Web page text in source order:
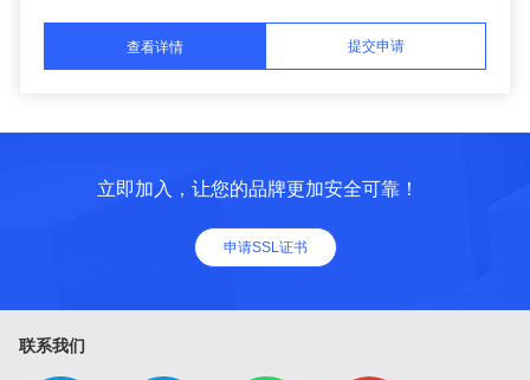
查看详情 提交申请
立即加入，让您的品牌更加安全可靠！
申请SSL证书
联系我们